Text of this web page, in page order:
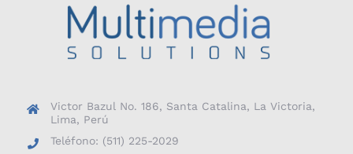
Victor Bazul No. 186, Santa Catalina, La Victoria,
Lima, Perú
Teléfono: (511) 225-2029